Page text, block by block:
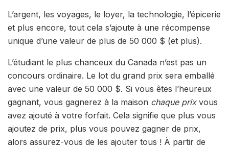
L’argent, les voyages, le loyer, la technologie, l’épicerie
et plus encore, tout cela s’ajoute à une récompense
unique d’une valeur de plus de 50 000 $ (et plus).
L’étudiant le plus chanceux du Canada n’est pas un
concours ordinaire. Le lot du grand prix sera emballé
avec une valeur de 50 000 $. Si vous êtes l’heureux
gagnant, vous gagnerez à la maison chaque prixvous
avez ajouté à votre forfait. Cela signifie que plus vous
ajoutez de prix, plus vous pouvez gagner de prix,
alors assurez-vous de les ajouter tous ! À partir de